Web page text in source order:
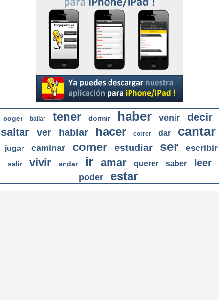
coger bailar tener dormir haber venir
decir
saltar
ver hablar hacer correr dar cantar
jugar caminar comer estudiar ser escribir
salir vivir andar ir amar querer saber leer
poder estar